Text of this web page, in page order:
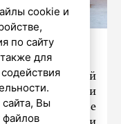
имени
75-летие
cookie и
по сайту
для
Вы
файлов